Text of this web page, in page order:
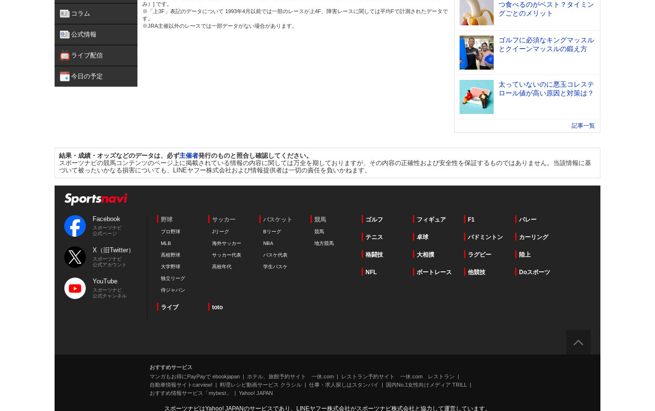
コラム
公式情報
ライブ配信
今日の予定
み）] です。
※「上3F」表記のデータについて 1993年4月以前では一部のレースが上4F、障害レースに関しては平均Fで計測されたデータで
す。
※JRA主催以外のレースでは一部データがない場合があります。
つ食べるのがベスト？タイミン
グごとのメリット
ゴルフに必須なキングマッスル
とクイーンマッスルの鍛え方
太っていないのに悪玉コレステ
ロール値が高い原因と対策は？
記事一覧
結果・成績・オッズなどのデータは、必ず主催者発行のものと照合し確認してください。
スポーツナビの競馬コンテンツのページ上に掲載されている情報の内容に関しては万全を期しておりますが、その内容の正確性および安全性を保証するものではありません。当該情報に基
づいて被ったいかなる損害についても、LINEヤフー株式会社および情報提供者は一切の責任を負いかねます。
Facebook
スポーツナビ
公式ページ
X（旧Twitter）
スポーツナビ
公式アカウント
YouTube
スポーツナビ
公式チャンネル
野球
プロ野球
MLB
高校野球
大学野球
独立リーグ
侍ジャパン
サッカー
Jリーグ
海外サッカー
サッカー代表
高校年代
バスケット
Bリーグ
NBA
バスケ代表
学生バスケ
競馬
競馬
地方競馬
ゴルフ フィギュア F1 バレー
テニス 卓球 バドミントン カーリング
格闘技 大相撲 ラグビー 陸上
NFL ボートレース 他競技 Doスポーツ
ライブ toto
おすすめサービス
マンガもお得にPayPayで ebookjapan
ホテル、旅館予約サイト 一休.com
レストラン予約サイト 一休.com レストラン
自動車情報サイトcarview!
料理レシピ動画サービス クラシル 仕事・求人探しはスタンバイ
国内No.1女性向けメディア TRILL
おすすめ情報サービス「mybest」
Yahoo! JAPAN
スポーツナビはYahoo! JAPANのサービスであり、LINEヤフー株式会社がスポーツナビ株式会社と協力して運営しています。